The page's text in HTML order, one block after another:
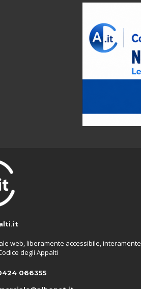
web, liberamente accessibile, interamente
degli Appalti
066355